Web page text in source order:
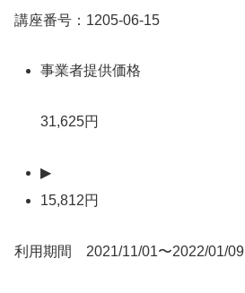
講座番号：1205-06-15
事業者提供価格
31,625円
▶
15,812円
利用期間 2021/11/01〜2022/01/09